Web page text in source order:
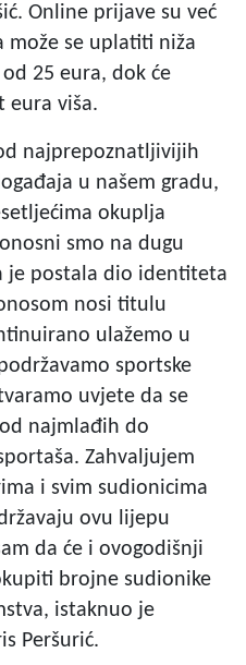
Online prijave su već
se uplatiti niža
25 eura, dok će
eura viša.
najprepoznatljivijih
u našem gradu,
okuplja
smo na dugu
je postala dio identiteta
nosi titulu
ulažemo u
sportske
uvjete da se
najmlađih do
Zahvaljujem
i svim sudionicima
ovu lijepu
da će i ovogodišnji
brojne sudionike
istaknuo je
Peršurić.